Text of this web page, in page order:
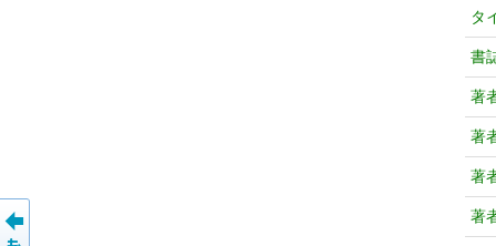
タ
書
著
著
著
著